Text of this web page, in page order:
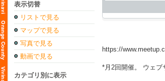
表示切替
リストで見る
マップで見る
写真で見る
動画で見る
カテゴリ別に表示
https://
*月2回開催。 ウェブ